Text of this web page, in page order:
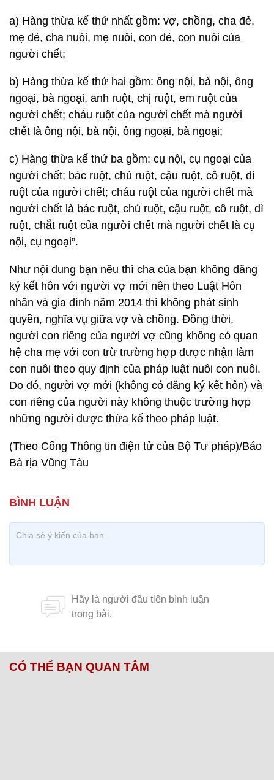
a) Hàng thừa kế thứ nhất gồm: vợ, chồng, cha đẻ,
mẹ đẻ, cha nuôi, mẹ nuôi, con đẻ, con nuôi của
người chết;
b) Hàng thừa kế thứ hai gồm: ông nội, bà nội, ông
ngoại, bà ngoại, anh ruột, chị ruột, em ruột của
người chết; cháu ruột của người chết mà người
chết là ông nội, bà nội, ông ngoại, bà ngoại;
c) Hàng thừa kế thứ ba gồm: cụ nội, cụ ngoại của
người chết; bác ruột, chú ruột, cậu ruột, cô ruột, dì
ruột của người chết; cháu ruột của người chết mà
người chết là bác ruột, chú ruột, cậu ruột, cô ruột, dì
ruột, chắt ruột của người chết mà người chết là cụ
nội, cụ ngoại”.
Như nội dung bạn nêu thì cha của bạn không đăng
ký kết hôn với người vợ mới nên theo Luật Hôn
nhân và gia đình năm 2014 thì không phát sinh
quyền, nghĩa vụ giữa vợ và chồng. Đồng thời,
người con riêng của người vợ cũng không có quan
hệ cha mẹ với con trừ trường hợp được nhận làm
con nuôi theo quy định của pháp luật nuôi con nuôi.
Do đó, người vợ mới (không có đăng ký kết hôn) và
con riêng của người này không thuộc trường hợp
những người được thừa kế theo pháp luật.
(Theo Cổng Thông tin điện tử của Bộ Tư pháp)/Báo
Bà rịa Vũng Tàu
CÓ THỂ BẠN QUAN TÂM